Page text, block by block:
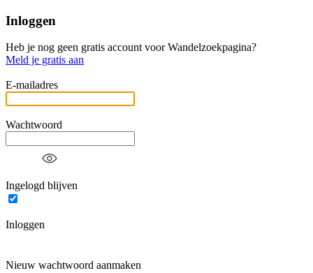
Inloggen
Heb je nog geen gratis account voor Wandelzoekpagina?
Meld je gratis aan
E-mailadres
Wachtwoord
Ingelogd blijven
Inloggen
Nieuw wachtwoord aanmaken